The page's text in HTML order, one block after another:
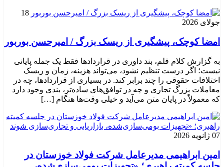
18
جولای 2026
امضا کوچک، پیشگیری از ریسک بزرگ / امیرحسن بوربور
به گزارش کلام قلم، بند داوری در قراردادها فقط یک جمله پایانی
نیست؛ اگر درست تنظیم نشود، می‌تواند هزینه، زمان و ریسک
اختلافات حقوقی را چند برابر کند. در بسیاری از قراردادها، چه در
معاملات بزرگ تجاری و چه در توافق‌های ساده‌تر، بندی وجود دارد
که معمولاً در پایان متن می‌آید و خیلی وقت‌ها هنگام […]
07 ژانویه 2026
امین ابراهیمی مدیرعامل شرکت فولاد خوزستان در